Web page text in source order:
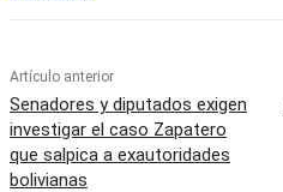
Artículo anterior
Senadores y diputados exigen
investigar el caso Zapatero
que salpica a exautoridades
bolivianas